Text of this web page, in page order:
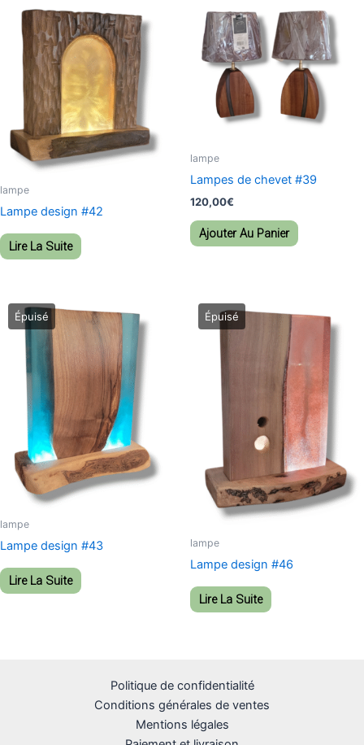
lampe
Lampe design #42
Lire La Suite
lampe
Lampes de chevet #39
120,00€
Ajouter Au Panier
lampe
Lampe design #43
Lire La Suite
lampe
Lampe design #46
Lire La Suite
Politique de confidentialité
Conditions générales de ventes
Mentions légales